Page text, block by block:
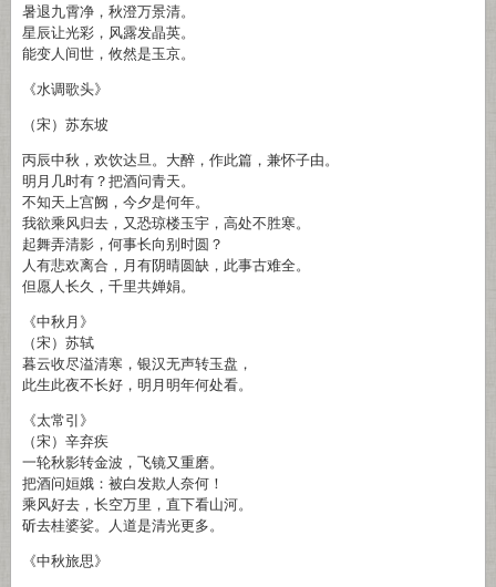
暑退九霄净，秋澄万景清。
星辰让光彩，风露发晶英。
能变人间世，攸然是玉京。
《水调歌头》
（宋）苏东坡
丙辰中秋，欢饮达旦。大醉，作此篇，兼怀子由。
明月几时有？把酒问青天。
不知天上宫阙，今夕是何年。
我欲乘风归去，又恐琼楼玉宇，高处不胜寒。
起舞弄清影，何事长向别时圆？
人有悲欢离合，月有阴晴圆缺，此事古难全。
但愿人长久，千里共婵娟。
《中秋月》
（宋）苏轼
暮云收尽溢清寒，银汉无声转玉盘，
此生此夜不长好，明月明年何处看。
《太常引》
（宋）辛弃疾
一轮秋影转金波，飞镜又重磨。
把酒问姮娥：被白发欺人奈何！
乘风好去，长空万里，直下看山河。
斫去桂婆娑。人道是清光更多。
《中秋旅思》